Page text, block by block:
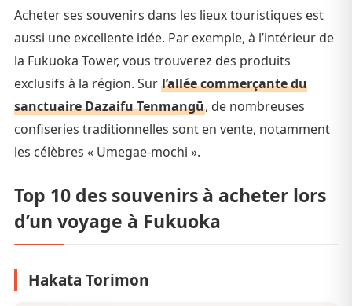
Acheter ses souvenirs dans les lieux touristiques est
aussi une excellente idée. Par exemple, à l’intérieur de
la Fukuoka Tower, vous trouverez des produits
exclusifs à la région. Sur l’allée commerçante du
sanctuaire Dazaifu Tenmangū, de nombreuses
confiseries traditionnelles sont en vente, notamment
les célèbres « Umegae-mochi ».
Top 10 des souvenirs à acheter lors
d’un voyage à Fukuoka
Hakata Torimon